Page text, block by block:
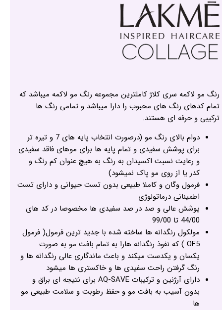
رنگ مو لاکمه سری کلاژ کاملترین مجموعه رنگ مو لاکمه میباشد که
تمام کدهای رنگ های محبوب را دارا میباشد و تمامی رنگ ها
ترکیبی و حرفه ای هستند.
دوام بالای رنگ مو (درصورت انتخاب پایه های 7 و تیره تر
برای پوشش سفیدی و تمام پایه ها برای موهای فاقد سفیدی
و رعایت نسبت اکسیدان به رنگ به هیچ عنوان کم رنگ و
کدر یا از روی مو پاک نمیشود)
فرمول وگان و کاملا طبیعی بدون تست حیوانی و دارای تست
اطمینانی درماتولوژی
پوشش عالی و صد در صد سفیدی ها مخصوصا در کد های
44/00 تا 99/00
مولکول رنگدانه ها ساخته شده با جدید ترین فرمول( فرمول
OF5 ) که نفوذ رنگدانه هارا به تمام بافت مو به صورت
یکسان و یکدست میکند و باعث ماندگاری عالی رنگدانه ها و
رنگ گرفتن راحت سفیدی ها و خاکستری ها میشود
دارای آرژنین و ترکیبات AQ-SAVE برای نتیجه ای براق و
بدون آسیب به بافت مو و حفظ رطوبت و سلامت طبیعی مو
ها